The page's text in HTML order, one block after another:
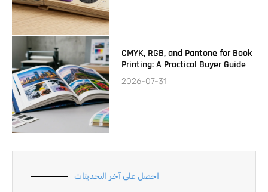
CMYK, RGB, and Pantone for Book
Printing: A Practical Buyer Guide
2026-07-31
احصل على آخر التحديثات